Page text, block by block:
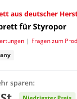
aus deutscher
für Styropor
| Fragen zum
sparen: